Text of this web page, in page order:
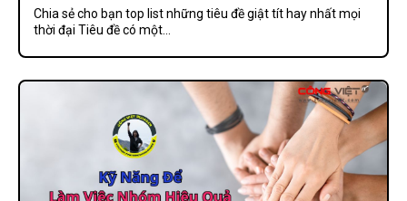
Chia sẻ cho bạn top list những tiêu đề giật tít hay nhất mọi
thời đại Tiêu đề có một...